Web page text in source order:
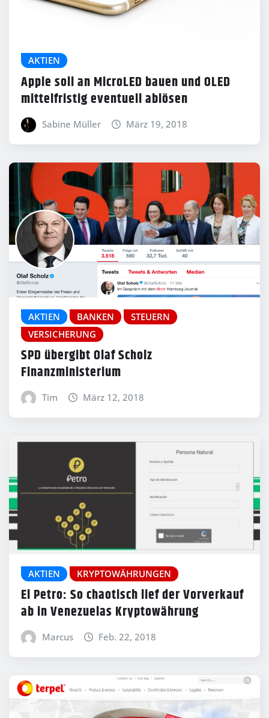
AKTIEN
Apple soll an MicroLED bauen und OLED
mittelfristig eventuell ablösen
Sabine Müller März 19, 2018
AKTIEN BANKEN
STEUERN
VERSICHERUNG
SPD übergibt Olaf Scholz
Finanzministerium
Tim März 12, 2018
AKTIEN KRYPTOWÄHRUNGEN
El Petro: So chaotisch lief der Vorverkauf
ab in Venezuelas Kryptowährung
Marcus Feb. 22, 2018